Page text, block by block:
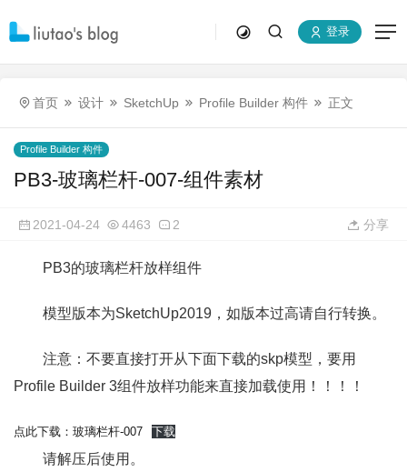
登录
首页 设计 SketchUp Profile Builder 构件 正文
Profile Builder 构件
PB3-玻璃栏杆-007-组件素材
2021-04-24 4463 2 分享
PB3的玻璃栏杆放样组件
模型版本为SketchUp2019，如版本过高请自行转换。
注意：不要直接打开从下面下载的skp模型，要用
Profile Builder 3组件放样功能来直接加载使用！！！！
点此下载：玻璃栏杆-007 下载
请解压后使用。